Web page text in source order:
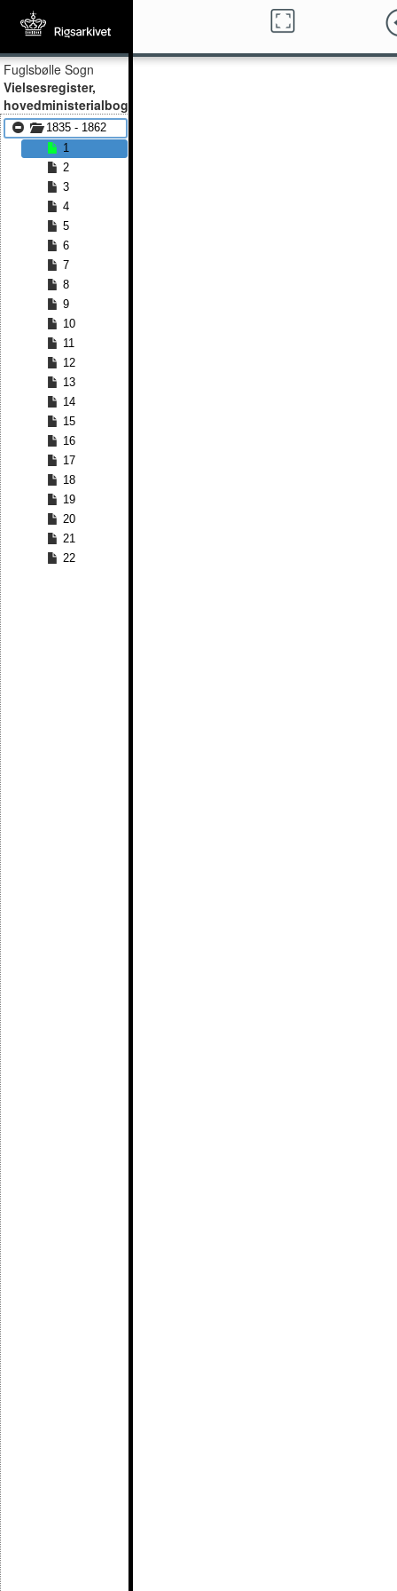
Fuglsbølle Sogn
Vielsesregister,
hovedministerialbog
1835 - 1862
1
2
3
4
5
6
7
8
9
10
11
12
13
14
15
16
17
18
19
20
21
22